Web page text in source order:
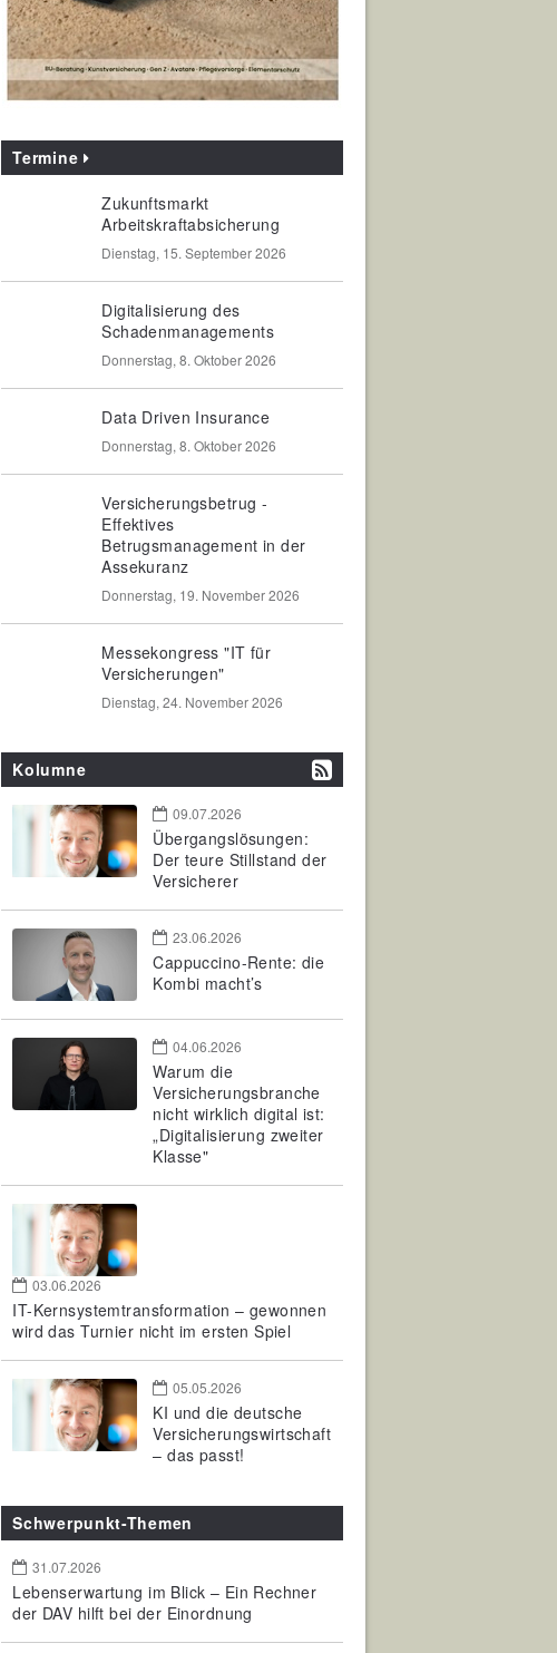
Termine
Zukunftsmarkt
Arbeitskraftabsicherung
Dienstag, 15. September 2026
Digitalisierung des
Schadenmanagements
Donnerstag, 8. Oktober 2026
Data Driven Insurance
Donnerstag, 8. Oktober 2026
Versicherungsbetrug -
Effektives
Betrugsmanagement in der
Assekuranz
Donnerstag, 19. November 2026
Messekongress "IT für
Versicherungen"
Dienstag, 24. November 2026
Kolumne
09.07.2026
Übergangslösungen:
Der teure Stillstand der
Versicherer
23.06.2026
Cappuccino-Rente: die
Kombi macht’s
04.06.2026
Warum die
Versicherungsbranche
nicht wirklich digital ist:
„Digitalisierung zweiter
Klasse"
03.06.2026
IT-Kernsystemtransformation – gewonnen
wird das Turnier nicht im ersten Spiel
05.05.2026
KI und die deutsche
Versicherungswirtschaft
– das passt!
Schwerpunkt-Themen
31.07.2026
Lebenserwartung im Blick – Ein Rechner
der DAV hilft bei der Einordnung